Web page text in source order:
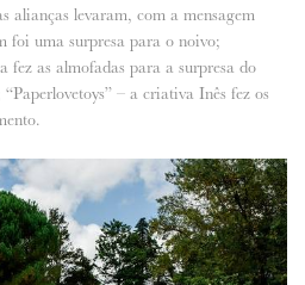
alianças levaram, com a mensagem
foi uma surpresa para o noivo;
fez as almofadas para a surpresa do
– a criativa Inês fez os